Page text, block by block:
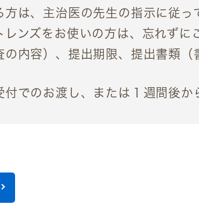
は、主治医の先生の指示に従っ
ンズをお使いの方は、忘れずに
の内容）、 提出期限、提出書類（
でのお渡し、または１週間後か